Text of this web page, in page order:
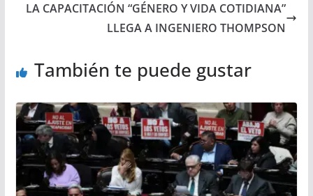
LA CAPACITACIÓN “GÉNERO Y VIDA COTIDIANA”
LLEGA A INGENIERO THOMPSON
También te puede gustar